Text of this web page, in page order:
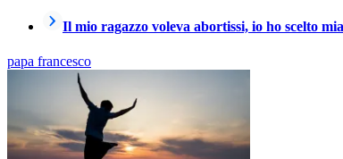
Il mio ragazzo voleva abortissi, io ho scelto
papa francesco